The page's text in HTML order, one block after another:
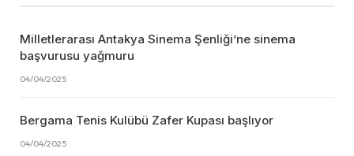
Milletlerarası Antakya Sinema Şenliği’ne sinema
başvurusu yağmuru
04/04/2025
Bergama Tenis Kulübü Zafer Kupası başlıyor
04/04/2025